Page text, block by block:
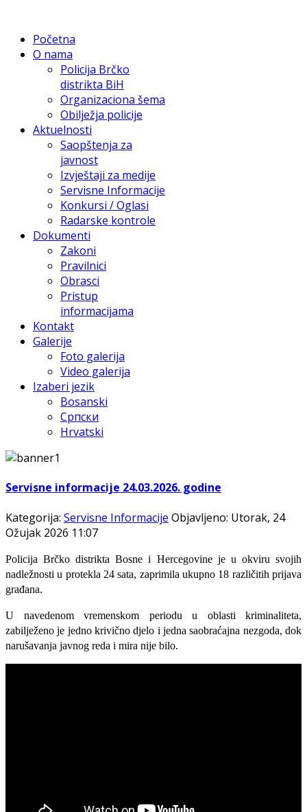
Početna
O nama
Policija Brčko
distrikta BiH
Organizaciona šema
Obilježja policije
Aktuelnosti
Saopštenja za
javnost
Izvještaji za medije
Servisne Informacije
Konkursi / Oglasi
Radarske kontrole
Dokumenti
Zakoni
Pravilnici
Obrasci
Pristup
informacijama
Kontakt
Galerije
Foto galerija
Video galerija
Izaberi jezik
Bosanski
Српски
Hrvatski
Servisne informacije 24.03.2026. godine
Kategorija: Servisne Informacije Objavljeno: Utorak, 24
Ožujak 2026 11:07
Policija Brčko distrikta Bosne i Hercegovine je u okviru svojih
nadležnosti u protekla 24 sata, zaprimila ukupno 18 različitih prijava
građana.
U navedenom vremenskom periodu u oblasti kriminaliteta,
zabilježeno je jedno krivično djelo i jedna saobraćajna nezgoda, dok
narušavanja javnog reda i mira nije bilo.